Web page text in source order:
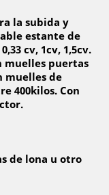
la subida y
estante de
cv, 1cv, 1,5cv.
muelles puertas
muelles de
400kilos. Con
de lona u otro